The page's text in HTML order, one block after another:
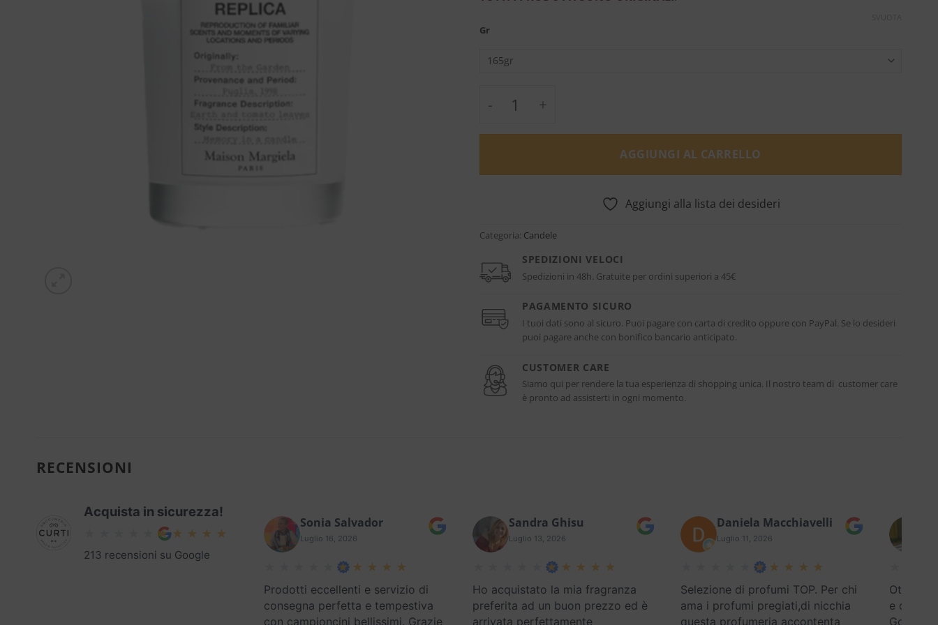
Gr
From The Garden Candela - Maison Margiela quantità
AGGIUNGI AL CARRELLO
Aggiungi alla lista dei desideri
Categoria: Candele
SPEDIZIONI VELOCI
Spedizioni in 48h. Gratuite per ordini superiori a 45€
PAGAMENTO SICURO
I tuoi dati sono al sicuro. Puoi pagare con carta di credito oppure con PayPal. Se lo desideri
puoi pagare anche con bonifico bancario anticipato.
CUSTOMER CARE
Siamo qui per rendere la tua esperienza di shopping unica. Il nostro team di customer care
è pronto ad assisterti in ogni momento.
RECENSIONI
Acquista in sicurezza!
213 recensioni su Google
Sonia Salvador
Luglio 16, 2026
Prodotti eccellenti e servizio di
consegna perfetta e tempestiva
con campioncini bellissimi. Grazie
Sandra Ghisu
Luglio 13, 2026
Ho acquistato la mia fragranza
preferita ad un buon prezzo ed è
arrivata perfettamente
Daniela Macchiavelli
Luglio 11, 2026
Selezione di profumi TOP. Per chi
ama i profumi pregiati,di nicchia
questa profumeria accontenta
Ottimo
e
Google)